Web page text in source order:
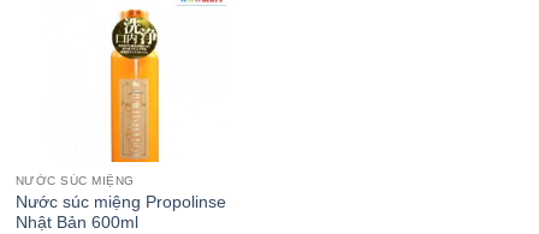
NƯỚC SÚC MIỆNG
Nước súc miệng Propolinse
Nhật Bản 600ml